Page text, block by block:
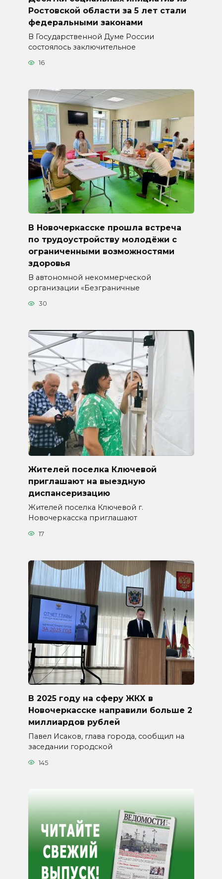
Ростовской области за 5 лет стали
федеральными законами
В Государственной Думе России
состоялось заключительное
16
В Новочеркасске прошла встреча
по трудоустройству молодёжи с
ограниченными возможностями
здоровья
В автономной некоммерческой
организации «Безграничные
30
Жителей поселка Ключевой
приглашают на выездную
диспансеризацию
Жителей поселка Ключевой г.
Новочеркасска приглашают
17
В 2025 году на сферу ЖКХ в
Новочеркасске направили больше 2
миллиардов рублей
Павел Исаков, глава города, сообщил на
заседании городской
145